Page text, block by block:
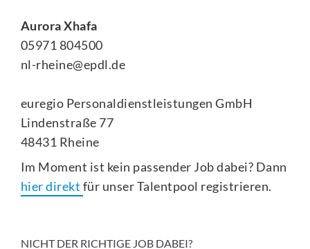
Aurora Xhafa
05971 804500
nl-rheine@epdl.de
euregio Personaldienstleistungen GmbH
Lindenstraße 77
48431 Rheine
Im Moment ist kein passender Job dabei? Dann
hier direkt für unser Talentpool registrieren.
NICHT DER RICHTIGE JOB DABEI?